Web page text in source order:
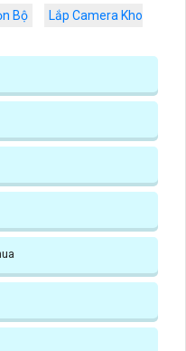
Bộ
Lắp Camera Kho